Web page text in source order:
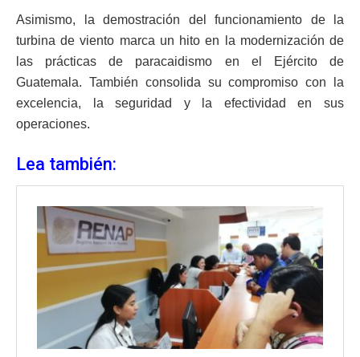
Asimismo, la demostración del funcionamiento de la
turbina de viento marca un hito en la modernización de
las prácticas de paracaidismo en el Ejército de
Guatemala. También consolida su compromiso con la
excelencia, la seguridad y la efectividad en sus
operaciones.
Lea también: